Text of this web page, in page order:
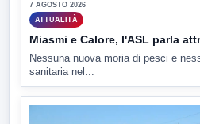
7 AGOSTO 2026
ATTUALITÀ
Miasmi e Calore, l'ASL parla
Nessuna nuova moria di pesci e
sanitaria nel...